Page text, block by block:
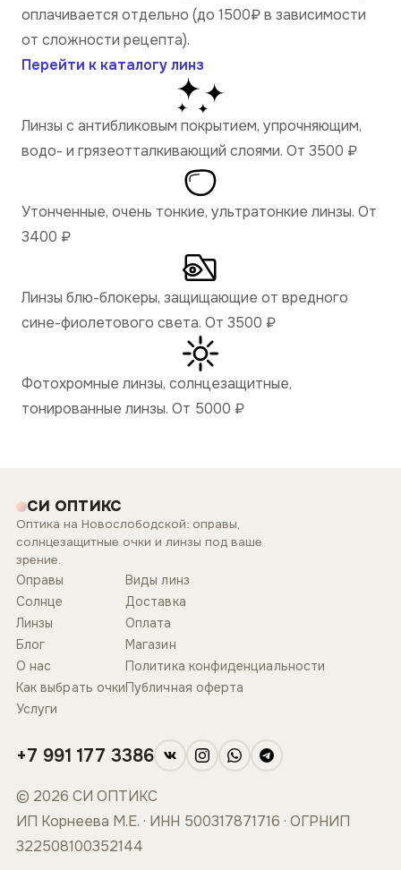
оплачивается отдельно (до 1500₽ в зависимости
от сложности рецепта).
Перейти к каталогу линз
Линзы с антибликовым покрытием, упрочняющим,
водо- и грязеотталкивающий слоями. От 3500 ₽
Утонченные, очень тонкие, ультратонкие линзы. От
3400 ₽
Линзы блю-блокеры, защищающие от вредного
сине-фиолетового света. От 3500 ₽
Фотохромные линзы, солнцезащитные,
тонированные линзы. От 5000 ₽
СИ ОПТИКС
Оптика на Новослободской: оправы,
солнцезащитные очки и линзы под ваше
зрение.
Оправы
Солнце
Линзы
Блог
О нас
Как выбрать очки
Услуги
Виды линз
Доставка
Оплата
Магазин
Политика конфиденциальности
Публичная оферта
+7 991 177 3386
© 2026 СИ ОПТИКС
ИП Корнеева М.Е. · ИНН 500317871716 · ОГРНИП
322508100352144